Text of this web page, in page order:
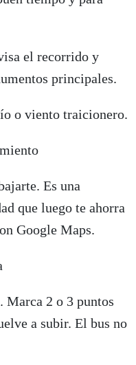
el recorrido y
principales.
o viento traicionero.
Es una
que luego te ahorra
Google Maps.
Marca 2 o 3 puntos
a subir. El bus no